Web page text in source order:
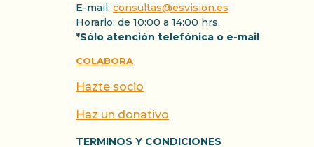
E-mail: consultas@esvision.es
Horario: de 10:00 a 14:00 hrs.
*Sólo atención telefónica o e-mail
COLABORA
Hazte socio
Haz un donativo
TERMINOS Y CONDICIONES